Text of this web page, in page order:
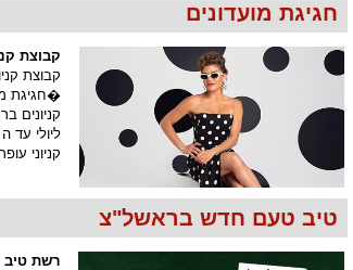
חגיגת מועדונים
קבוצת
קבוצת
קניוני
טיב טעם חדש בראשל"צ
רשת טיב